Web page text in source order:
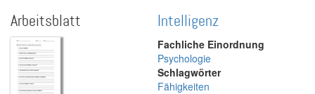
Arbeitsblatt Intelligenz
Fachliche Einordnung
Psychologie
Schlagwörter
Fähigkeiten